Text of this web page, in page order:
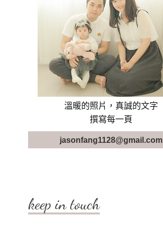
溫暖的照片，真誠的文字
撰寫每一頁
jasonfang1128@gmail.com
keep in touch